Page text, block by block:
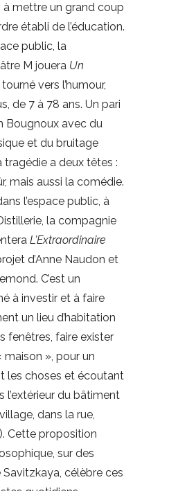
à mettre un grand coup
établi de l’éducation.
public, la
M jouera Un
vers l’humour,
de 7 à 78 ans. Un pari
Bougnoux avec du
et du bruitage
a deux têtes :
mais aussi la comédie.
l’espace public, à
la compagnie
L’Extraordinaire
d’Anne Naudon et
C’est un
à investir et à faire
un lieu d’habitation
fenêtres, faire exister
maison », pour un
les choses et écoutant
l’extérieur du bâtiment
dans la rue,
Cette proposition
sur des
Savitzkaya, célèbre ces